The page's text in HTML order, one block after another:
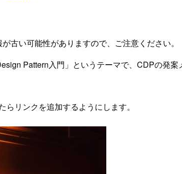
古い可能性がありますので、ご注意ください。
Pattern入門」というテーマで、CDPの発
リンクを追加するようにします。